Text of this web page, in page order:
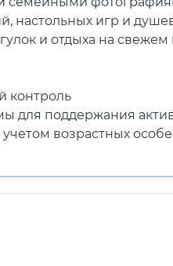
настольных игр и
и отдыха на свежем
контроль
для поддержания
возрастных